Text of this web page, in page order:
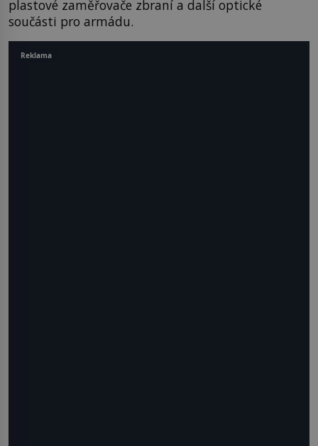
plastové zaměřovače zbraní a další optické
součásti pro armádu.
Reklama